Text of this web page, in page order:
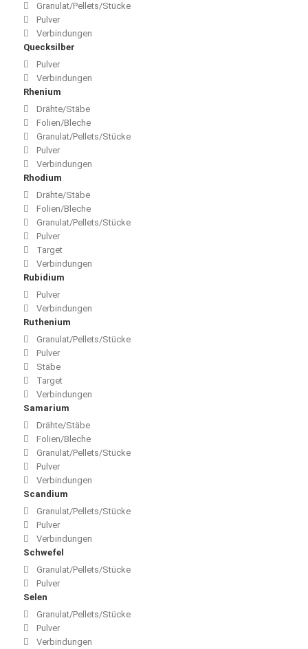
Granulat/Pellets/Stücke
Pulver
Verbindungen
Quecksilber
Pulver
Verbindungen
Rhenium
Drähte/Stäbe
Folien/Bleche
Granulat/Pellets/Stücke
Pulver
Verbindungen
Rhodium
Drähte/Stäbe
Folien/Bleche
Granulat/Pellets/Stücke
Pulver
Target
Verbindungen
Rubidium
Pulver
Verbindungen
Ruthenium
Granulat/Pellets/Stücke
Pulver
Stäbe
Target
Verbindungen
Samarium
Drähte/Stäbe
Folien/Bleche
Granulat/Pellets/Stücke
Pulver
Verbindungen
Scandium
Granulat/Pellets/Stücke
Pulver
Verbindungen
Schwefel
Granulat/Pellets/Stücke
Pulver
Selen
Granulat/Pellets/Stücke
Pulver
Verbindungen